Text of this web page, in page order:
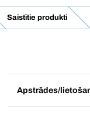
Saistītie produkti
Apstrādes/